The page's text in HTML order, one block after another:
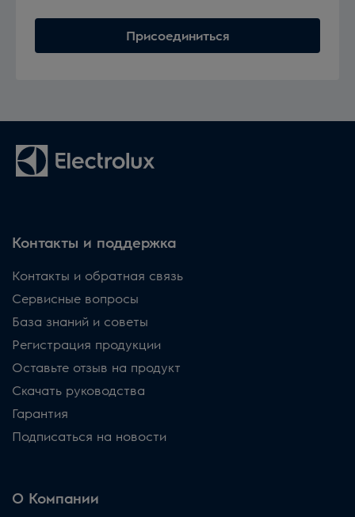
Присоединиться
Контакты и поддержка
Контакты и обратная связь
Сервисные вопросы
База знаний и советы
Регистрация продукции
Оставьте отзыв на продукт
Скачать руководства
Гарантия
Подписаться на новости
О Компании